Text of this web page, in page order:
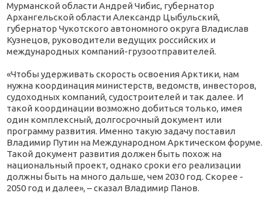
Мурманской области Андрей Чибис, губернатор
Архангельской области Александр Цыбульский,
губернатор Чукотского автономного округа Владислав
Кузнецов, руководители ведущих российских и
международных компаний-грузоотправителей.
«Чтобы удерживать скорость освоения Арктики, нам
нужна координация министерств, ведомств, инвесторов,
судоходных компаний, судостроителей и так далее. И
такой координации возможно добиться только, имея
один комплексный, долгосрочный документ или
программу развития. Именно такую задачу поставил
Владимир Путин на Международном Арктическом форуме.
Такой документ развития должен быть похож на
национальный проект, однако сроки его реализации
должны быть на много дальше, чем 2030 год. Скорее -
2050 год и далее», – сказал Владимир Панов.